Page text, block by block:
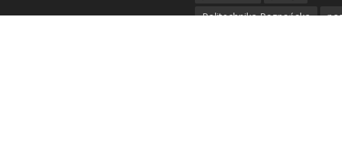
Politechnika Poznańska